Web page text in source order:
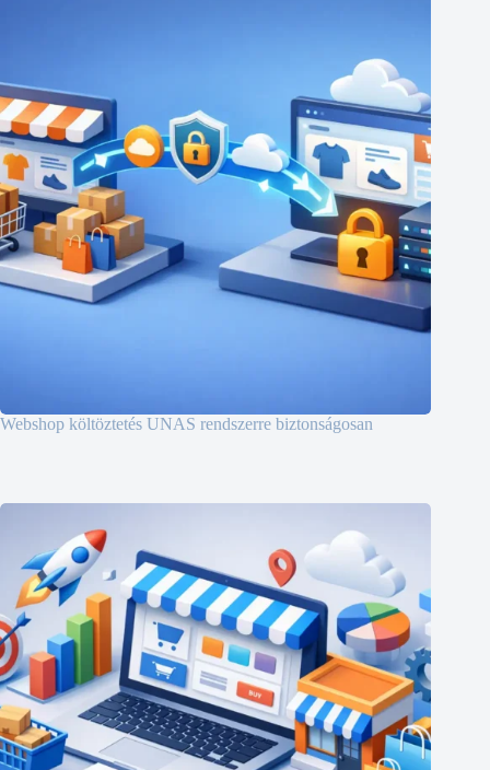
Webshop költöztetés UNAS rendszerre biztonságosan